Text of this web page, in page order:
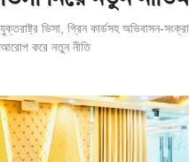
যুক্তরাষ্ট্র ভিসা, গ্রিন কার্ডসহ অভিবাসন-
আরোপ করে নতুন নীতি